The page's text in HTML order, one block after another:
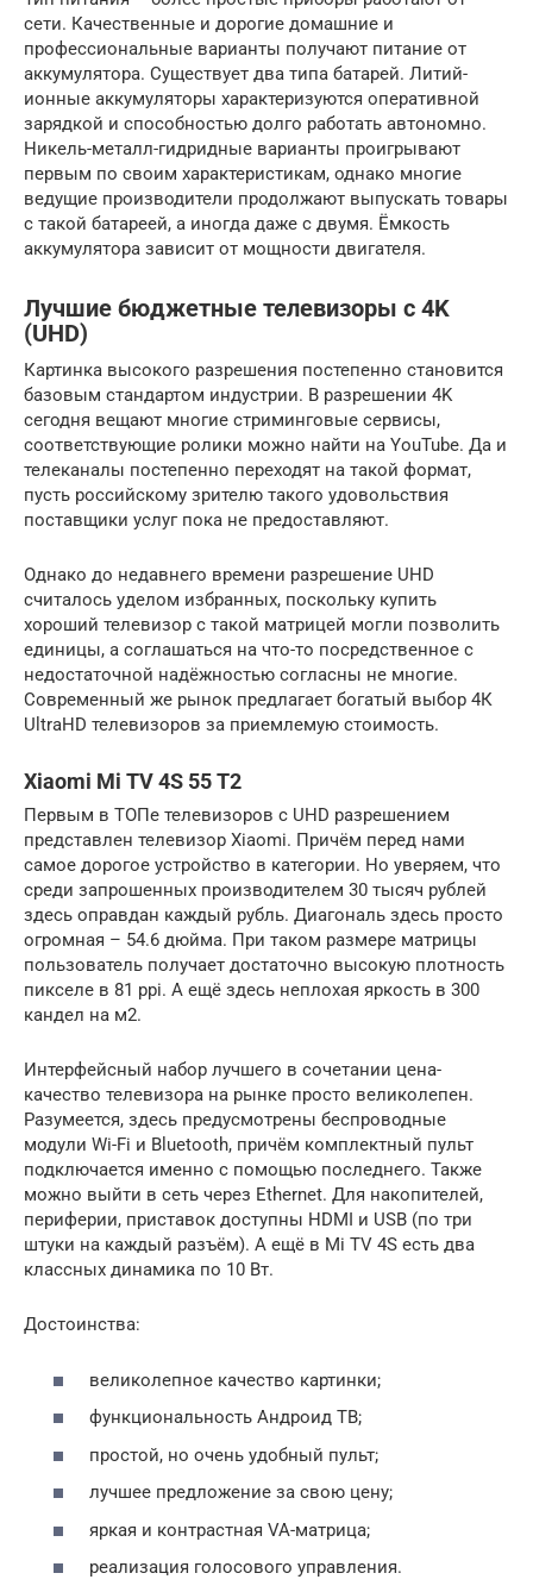
сети. Качественные и дорогие домашние и
профессиональные варианты получают питание от
аккумулятора. Существует два типа батарей. Литий-
ионные аккумуляторы характеризуются оперативной
зарядкой и способностью долго работать автономно.
Никель-металл-гидридные варианты проигрывают
первым по своим характеристикам, однако многие
ведущие производители продолжают выпускать товары
с такой батареей, а иногда даже с двумя. Ёмкость
аккумулятора зависит от мощности двигателя.
Лучшие бюджетные телевизоры с 4K
(UHD)
Картинка высокого разрешения постепенно становится
базовым стандартом индустрии. В разрешении 4K
сегодня вещают многие стриминговые сервисы,
соответствующие ролики можно найти на YouTube. Да и
телеканалы постепенно переходят на такой формат,
пусть российскому зрителю такого удовольствия
поставщики услуг пока не предоставляют.
Однако до недавнего времени разрешение UHD
считалось уделом избранных, поскольку купить
хороший телевизор с такой матрицей могли позволить
единицы, а соглашаться на что-то посредственное с
недостаточной надёжностью согласны не многие.
Современный же рынок предлагает богатый выбор 4К
UltraHD телевизоров за приемлемую стоимость.
Xiaomi Mi TV 4S 55 T2
Первым в ТОПе телевизоров с UHD разрешением
представлен телевизор Xiaomi. Причём перед нами
самое дорогое устройство в категории. Но уверяем, что
среди запрошенных производителем 30 тысяч рублей
здесь оправдан каждый рубль. Диагональ здесь просто
огромная – 54.6 дюйма. При таком размере матрицы
пользователь получает достаточно высокую плотность
пикселе в 81 ppi. А ещё здесь неплохая яркость в 300
кандел на м2.
Интерфейсный набор лучшего в сочетании цена-
качество телевизора на рынке просто великолепен.
Разумеется, здесь предусмотрены беспроводные
модули Wi-Fi и Bluetooth, причём комплектный пульт
подключается именно с помощью последнего. Также
можно выйти в сеть через Ethernet. Для накопителей,
периферии, приставок доступны HDMI и USB (по три
штуки на каждый разъём). А ещё в Mi TV 4S есть два
классных динамика по 10 Вт.
Достоинства:
великолепное качество картинки;
функциональность Андроид ТВ;
простой, но очень удобный пульт;
лучшее предложение за свою цену;
яркая и контрастная VA-матрица;
реализация голосового управления.